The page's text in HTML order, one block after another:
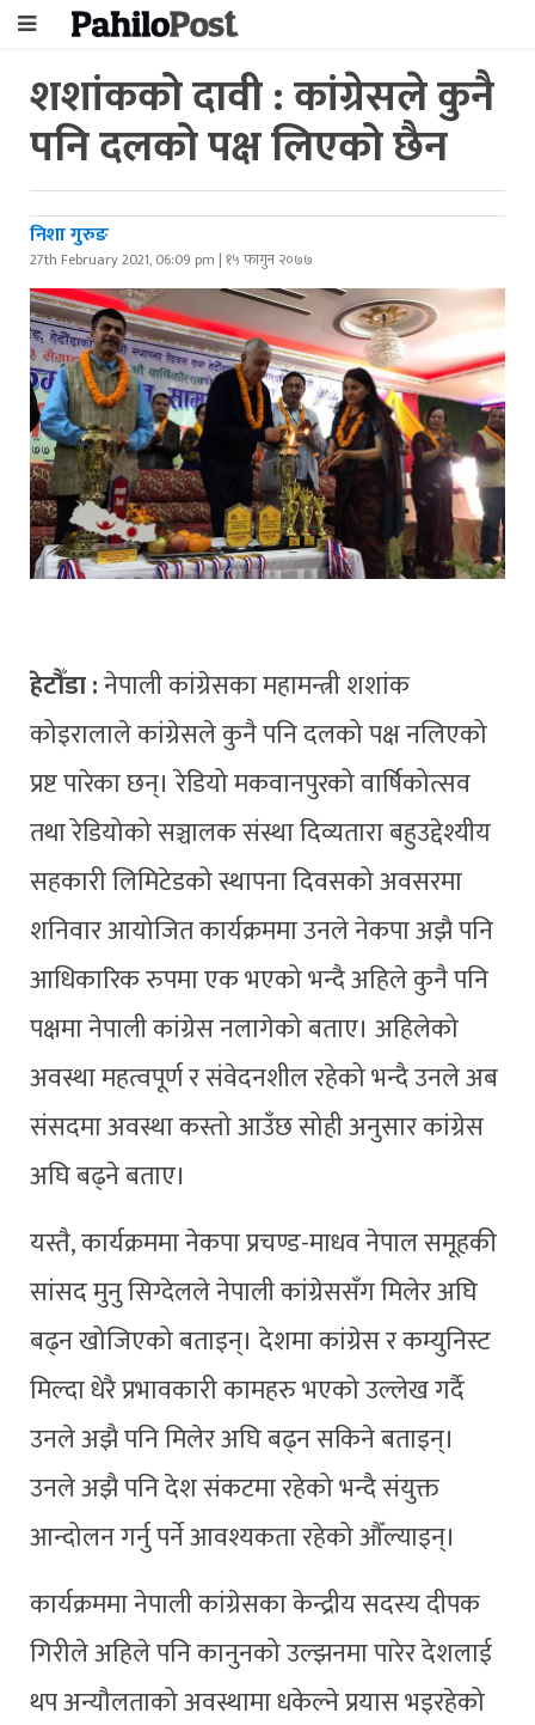
शशांकको दावी : कांग्रेसले कुनै
पनि दलको पक्ष लिएको छैन
निशा गुरुङ
27th February 2021, 06:09 pm | १५ फागुन २०७७
हेटौँडा :नेपाली कांग्रेसका महामन्त्री शशांक
कोइरालाले कांग्रेसले कुनै पनि दलको पक्ष नलिएको
प्रष्ट पारेका छन्। रेडियो मकवानपुरको वार्षिकोत्सव
तथा रेडियोको सञ्चालक संस्था दिव्यतारा बहुउद्देश्यीय
सहकारी लिमिटेडको स्थापना दिवसको अवसरमा
शनिवार आयोजित कार्यक्रममा उनले नेकपा अझै पनि
आधिकारिक रुपमा एक भएको भन्दै अहिले कुनै पनि
पक्षमा नेपाली कांग्रेस नलागेको बताए। अहिलेको
अवस्था महत्वपूर्ण र संवेदनशील रहेको भन्दै उनले अब
संसदमा अवस्था कस्तो आउँछ सोही अनुसार कांग्रेस
अघि बढ्ने बताए।
यस्तै, कार्यक्रममा नेकपा प्रचण्ड-माधव नेपाल समूहकी
सांसद मुनु सिग्देलले नेपाली कांग्रेससँग मिलेर अघि
बढ्न खोजिएको बताइन्। देशमा कांग्रेस र कम्युनिस्ट
मिल्दा धेरै प्रभावकारी कामहरु भएको उल्लेख गर्दै
उनले अझै पनि मिलेर अघि बढ्न सकिने बताइन्।
उनले अझै पनि देश संकटमा रहेको भन्दै संयुक्त
आन्दोलन गर्नु पर्ने आवश्यकता रहेको औँल्याइन्।
कार्यक्रममा नेपाली कांग्रेसका केन्द्रीय सदस्य दीपक
गिरीले अहिले पनि कानुनको उल्झनमा पारेर देशलाई
थप अन्यौलताको अवस्थामा धकेल्ने प्रयास भइरहेको